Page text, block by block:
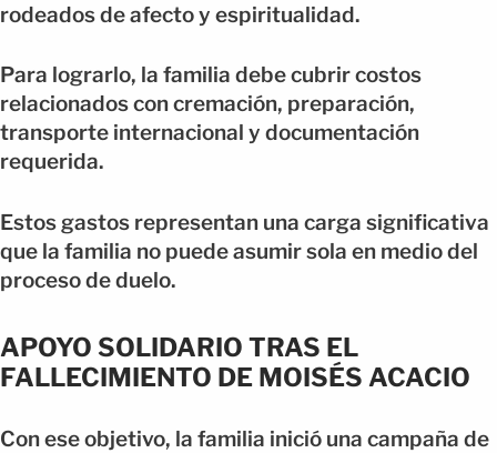
rodeados de afecto y espiritualidad.
Para lograrlo, la familia debe cubrir costos
relacionados con cremación, preparación,
transporte internacional y documentación
requerida.
Estos gastos representan una carga significativa
que la familia no puede asumir sola en medio del
proceso de duelo.
APOYO SOLIDARIO TRAS EL
FALLECIMIENTO DE MOISÉS ACACIO
Con ese objetivo, la familia inició una campaña de